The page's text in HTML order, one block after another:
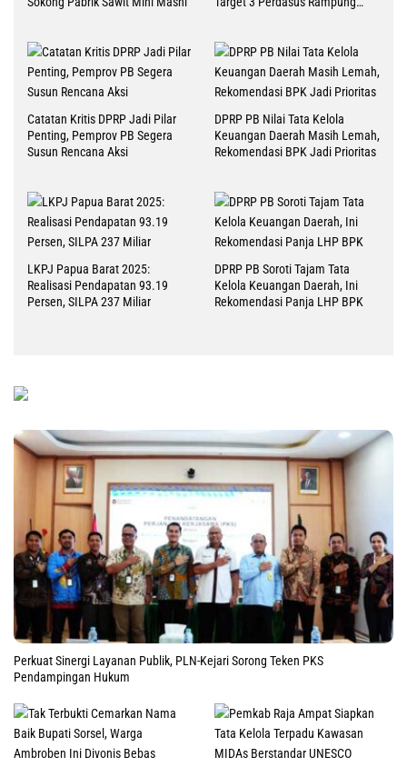
Catatan Kritis DPRP Jadi Pilar
Penting, Pemprov PB Segera
Susun Rencana Aksi
DPRP PB Nilai Tata Kelola
Keuangan Daerah Masih Lemah,
Rekomendasi BPK Jadi Prioritas
LKPJ Papua Barat 2025:
Realisasi Pendapatan 93.19
Persen, SILPA 237 Miliar
DPRP PB Soroti Tajam Tata
Kelola Keuangan Daerah, Ini
Rekomendasi Panja LHP BPK
Perkuat Sinergi Layanan Publik, PLN-Kejari Sorong Teken PKS
Pendampingan Hukum